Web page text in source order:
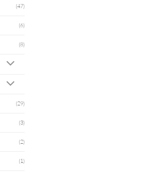
(47)
(6)
(8)
(29)
(3)
(2)
(1)